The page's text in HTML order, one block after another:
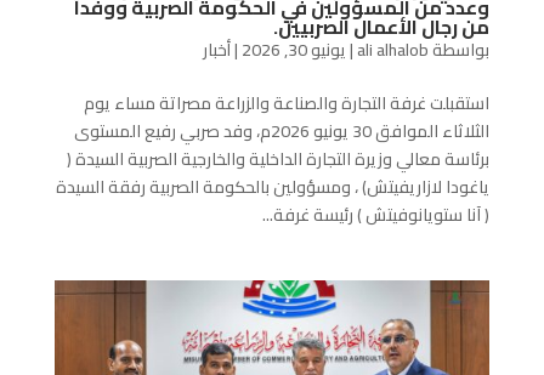
من رجال الأعمال الصربيين.
بواسطةali alhalob
|يونيو 30, 2026 |أخبار
استقبلت غرفة التجارة والصناعة والزراعة مصراتة مساء يوم
الثلاثاء الموافق 30 يونيو 2026م، وفد صربي رفيع المستوى
برئاسة معالي وزيرة التجارة الداخلية والخارجية الصربية السيدة (
ياغودا لازاريفيتش) ، ومسؤولين بالحكومة الصربية رفقة السيدة
( آنا ستويانوفيتش ) رئيسة غرفة...